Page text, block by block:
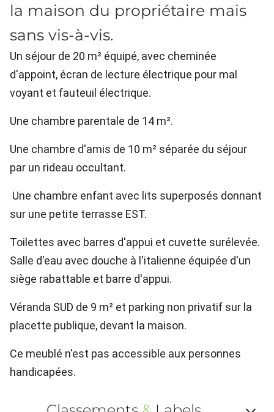
la maison du propriétaire mais
sans vis-à-vis.
Un séjour de 20 m² équipé, avec cheminée
d'appoint, écran de lecture électrique pour mal
voyant et fauteuil électrique.
Une chambre parentale de 14 m².
Une chambre d'amis de 10 m² séparée du séjour
par un rideau occultant.
Une chambre enfant avec lits superposés donnant
sur une petite terrasse EST.
Toilettes avec barres d'appui et cuvette surélevée.
Salle d'eau avec douche à l'italienne équipée d'un
siège rabattable et barre d'appui.
Véranda SUD de 9 m² et parking non privatif sur la
placette publique, devant la maison.
Ce meublé n'est pas accessible aux personnes
handicapées.